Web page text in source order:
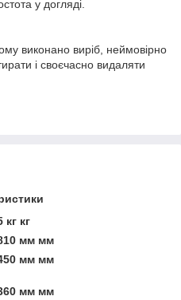
у догляді.
виконано виріб, неймовірно
і своєчасно видаляти
кг кг
мм мм
мм мм
мм мм